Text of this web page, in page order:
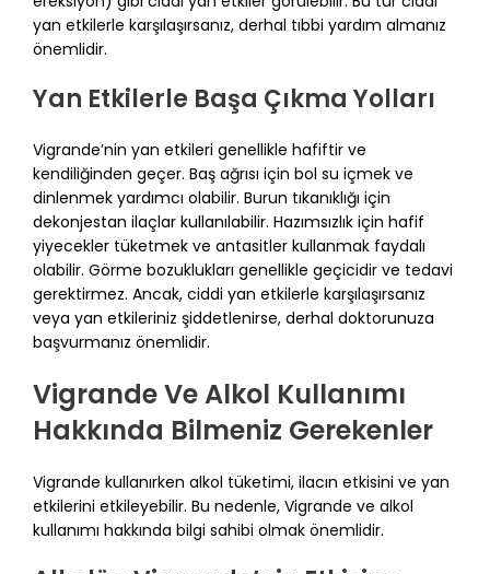
yan etkilerle karşılaşırsanız, derhal tıbbi yardım almanız
önemlidir.
Yan Etkilerle Başa Çıkma Yolları
Vigrande’nin yan etkileri genellikle hafiftir ve
kendiliğinden geçer. Baş ağrısı için bol su içmek ve
dinlenmek yardımcı olabilir. Burun tıkanıklığı için
dekonjestan ilaçlar kullanılabilir. Hazımsızlık için hafif
yiyecekler tüketmek ve antasitler kullanmak faydalı
olabilir. Görme bozuklukları genellikle geçicidir ve tedavi
gerektirmez. Ancak, ciddi yan etkilerle karşılaşırsanız
veya yan etkileriniz şiddetlenirse, derhal doktorunuza
başvurmanız önemlidir.
Vigrande Ve Alkol Kullanımı
Hakkında Bilmeniz Gerekenler
Vigrande kullanırken alkol tüketimi, ilacın etkisini ve yan
etkilerini etkileyebilir. Bu nedenle, Vigrande ve alkol
kullanımı hakkında bilgi sahibi olmak önemlidir.